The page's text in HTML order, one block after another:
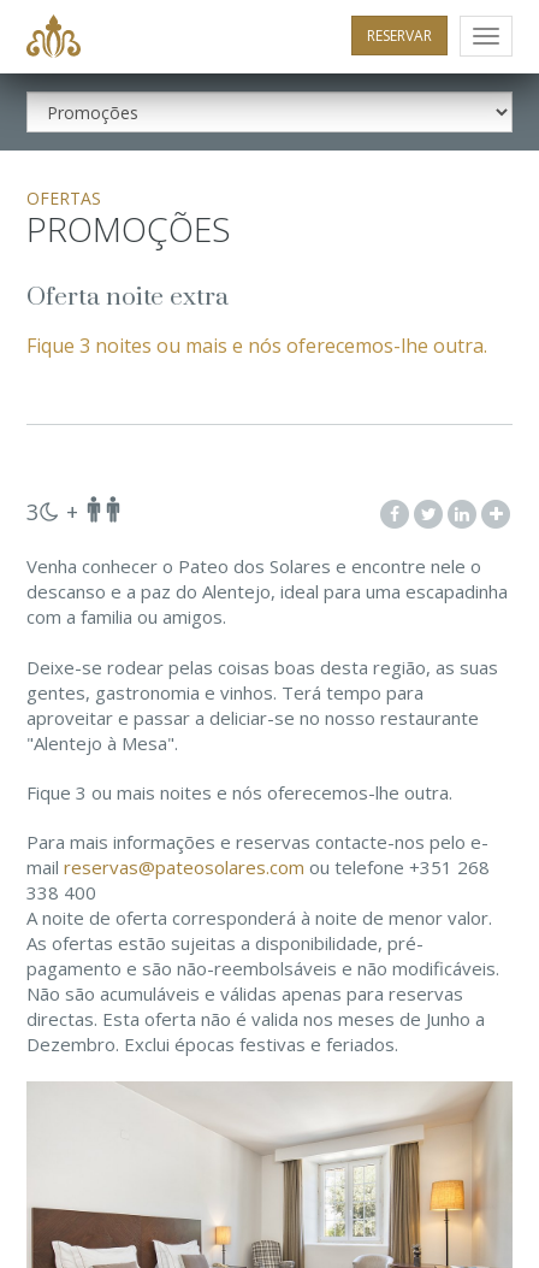
Menu
RESERVAR
OFERTAS
PROMOÇÕES
Oferta noite extra
Fique 3 noites ou mais e nós oferecemos-lhe outra.
3 +
Venha conhecer o Pateo dos Solares e encontre nele o
descanso e a paz do Alentejo, ideal para uma escapadinha
com a familia ou amigos.
Deixe-se rodear pelas coisas boas desta região, as suas
gentes, gastronomia e vinhos. Terá tempo para
aproveitar e passar a deliciar-se no nosso restaurante
"Alentejo à Mesa".
Fique 3 ou mais noites e nós oferecemos-lhe outra.
Para mais informações e reservas contacte-nos pelo e-
mail reservas@pateosolares.com ou telefone +351 268
338 400
A noite de oferta corresponderá à noite de menor valor.
As ofertas estão sujeitas a disponibilidade, pré-
pagamento e são não-reembolsáveis e não modificáveis.
Não são acumuláveis e válidas apenas para reservas
directas. Esta oferta não é valida nos meses de Junho a
Dezembro. Exclui épocas festivas e feriados.